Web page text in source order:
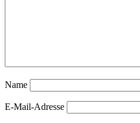
Name
E-Mail-Adresse